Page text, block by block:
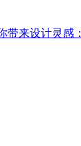
来设计灵感：